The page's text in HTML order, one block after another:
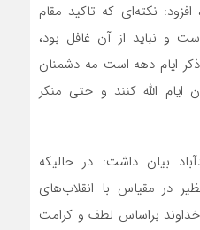
نکته‌ای که تاکید مقام
و نباید از آن غافل بود،
ایام دهه است مه دشمنان
ایام الله کنند و حتی منکر
بیان داشت: در حالیکه
در مقیاس با انقلاب‌های
خداوند براساس لطف و کرامت